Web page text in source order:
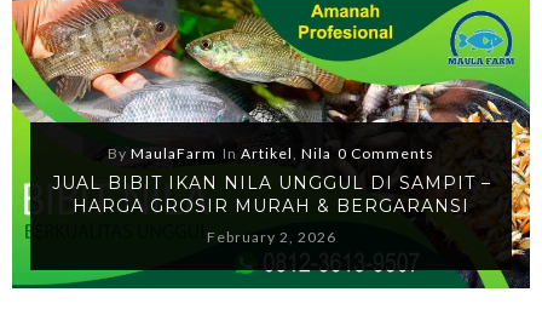
By MaulaFarm In Artikel, Nila 0 Comments
JUAL BIBIT IKAN NILA UNGGUL DI SAMPIT –
HARGA GROSIR MURAH & BERGARANSI
February 2, 2026